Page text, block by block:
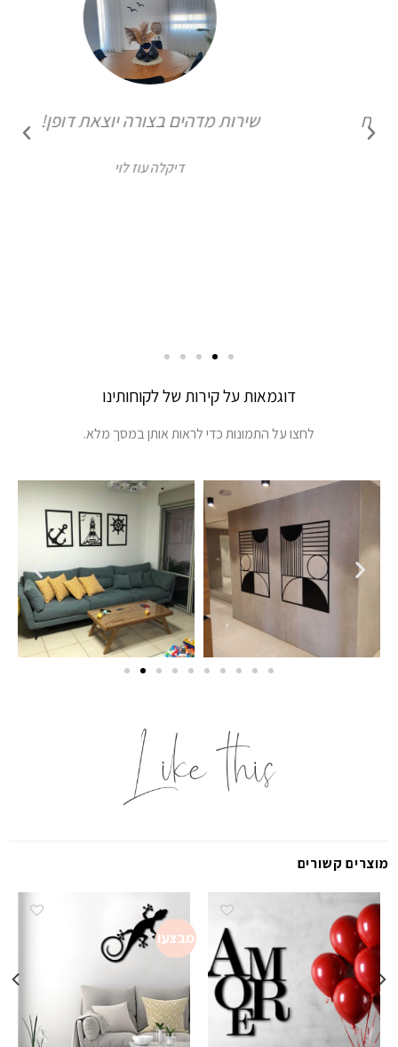
שירות מדהים בצורה יוצאת דופן!
דיקלה עוז לוי
דוגמאות על קירות של לקוחותינו
לחצו על התמונות כדי לראות אותן במסך מלא.
מוצרים קשורים
Add to
wishlist
מבצע!